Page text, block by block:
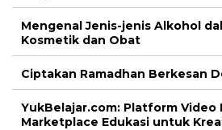
Mengenal Jenis-jenis Alkohol
Kosmetik dan Obat
Ciptakan Ramadhan Berkesan
YukBelajar.com: Platform Video
Marketplace Edukasi untuk